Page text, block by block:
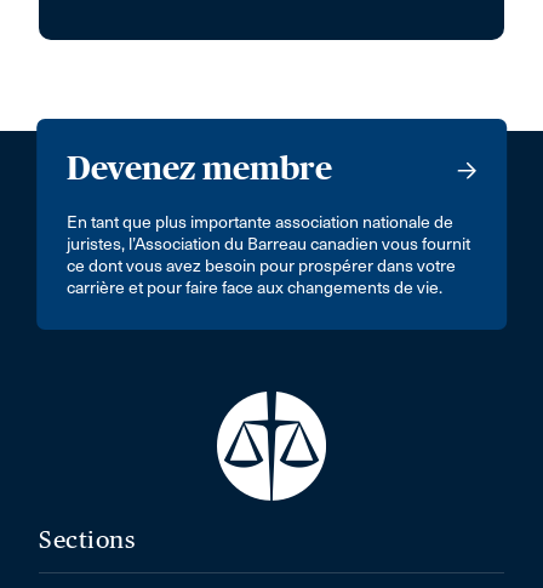
Devenez membre
En tant que plus importante association nationale de
juristes, l’Association du Barreau canadien vous fournit
ce dont vous avez besoin pour prospérer dans votre
carrière et pour faire face aux changements de vie.
Sections